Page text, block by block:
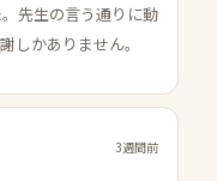
先生の言う通りに動
しかありません。
3週間前